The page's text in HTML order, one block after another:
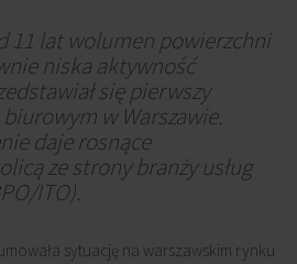
11 lat wolumen powierzchni
niska aktywność
się pierwszy
w Warszawie.
daje rosnące
ze strony branży usług
ITO).
sytuację na warszawskim rynku